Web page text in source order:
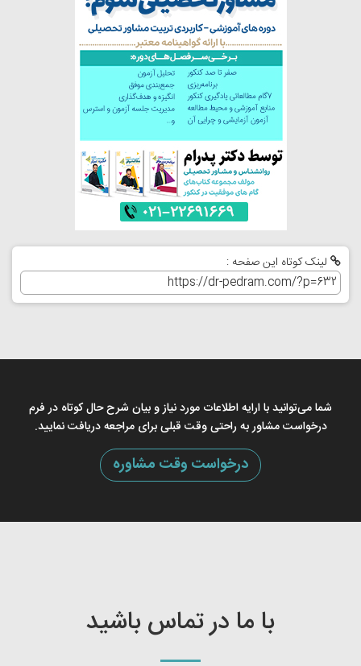
لینک کوتاه این صفحه :
شما می‌توانید با ارایه اطلاعات مورد نیاز و بیان شرح حال کوتاه در فرم
درخواست مشاور به راحتی وقت قبلی برای مراجعه دریافت نمایید.
درخواست وقت مشاوره
با ما در تماس باشید